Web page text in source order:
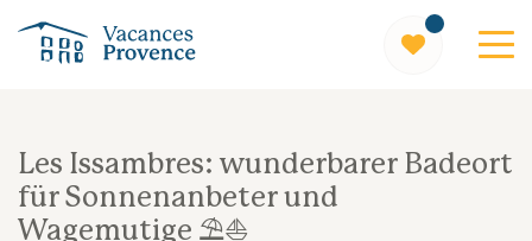
Les Issambres: wunderbarer Badeort
für Sonnenanbeter und
Wagemutige ⛱️⛵